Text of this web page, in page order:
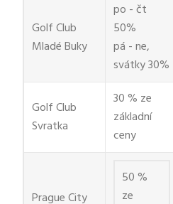
Golf Club
Mladé Buky
po - čt
50%
pá - ne,
svátky 30%
Golf Club
Svratka
30 % ze
základní
ceny
Prague City
50 %
ze